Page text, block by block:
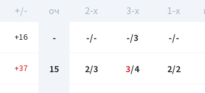
+/- оч 2-x 3-x 1-x
+16 - -/- -/3 -/-
+37 15 2/3 3/4 2/2